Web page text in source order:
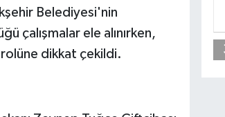
Belediyesi'nin
çalışmalar ele alınırken,
dikkat çekildi.